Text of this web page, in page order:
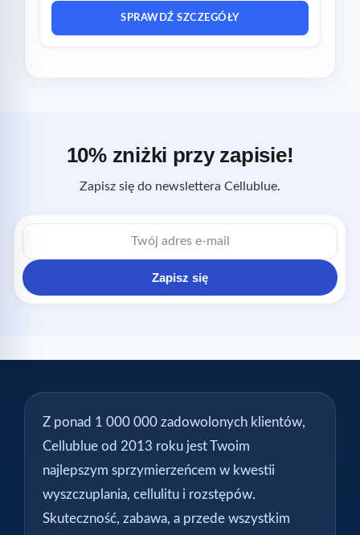
SPRAWDŹ SZCZEGÓŁY
10% zniżki przy zapisie!
Zapisz się do newslettera Cellublue.
Adres
e-
Zapisz się
Z ponad 1 000 000 zadowolonych klientów,
Cellublue od 2013 roku jest Twoim
najlepszym sprzymierzeńcem w kwestii
wyszczuplania, cellulitu i rozstępów.
Skuteczność, zabawa, a przede wszystkim